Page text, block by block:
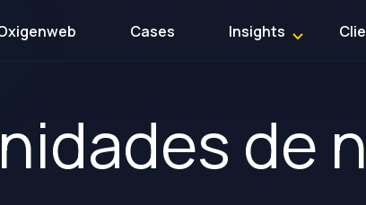
Cases Insights
de